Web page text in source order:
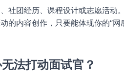
社团经历、课程设计或志愿活
的内容创作，只要能体现你的“网
法打动面试官？